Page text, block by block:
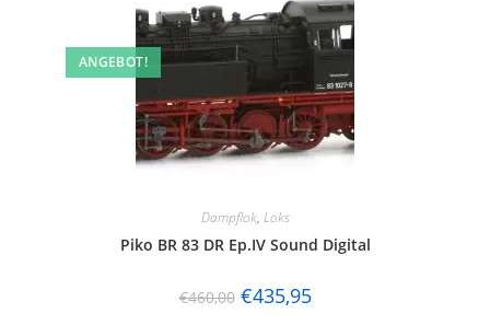
ANGEBOT!
Dampflok, Loks
Piko BR 83 DR Ep.IV Sound Digital
€460,00 €435,95